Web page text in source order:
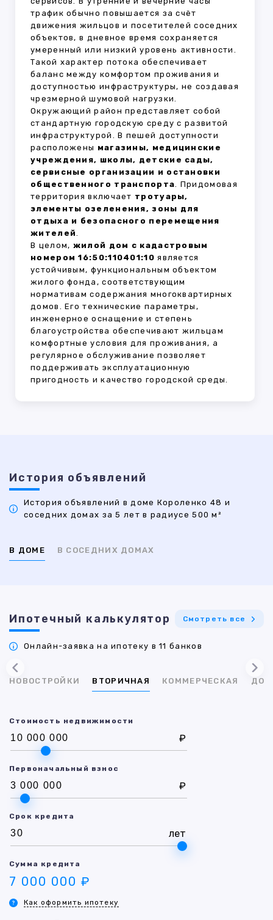
трафик обычно повышается за счёт
движения жильцов и посетителей соседних
объектов, в дневное время сохраняется
умеренный или низкий уровень активности.
Такой характер потока обеспечивает
баланс между комфортом проживания и
доступностью инфраструктуры, не создавая
чрезмерной шумовой нагрузки.
Окружающий район представляет собой
стандартную городскую среду с развитой
инфраструктурой. В пешей доступности
расположены магазины, медицинские
учреждения, школы, детские сады,
сервисные организации и остановки
общественного транспорта. Придомовая
территория включает тротуары,
элементы озеленения, зоны для
отдыха и безопасного перемещения
жителей.
В целом, жилой дом с кадастровым
номером 16:50:110401:10 является
устойчивым, функциональным объектом
жилого фонда, соответствующим
нормативам содержания многоквартирных
домов. Его технические параметры,
инженерное оснащение и степень
благоустройства обеспечивают жильцам
комфортные условия для проживания, а
регулярное обслуживание позволяет
поддерживать эксплуатационную
пригодность и качество городской среды.
История объявлений
История объявлений в доме Короленко 48 и
соседних домах за 5 лет в радиусе 500 м²
В ДОМЕ В СОСЕДНИХ ДОМАХ
Ипотечный калькулятор Смотреть все
Онлайн-заявка на ипотеку в 11 банков
НОВОСТРОЙКИ ВТОРИЧНАЯ КОММЕРЧЕСКАЯ ДОМ
Стоимость недвижимости
₽
Первоначальный взнос
₽
Срок кредита
лет
Сумма кредита
7 000 000 ₽
Как оформить ипотеку